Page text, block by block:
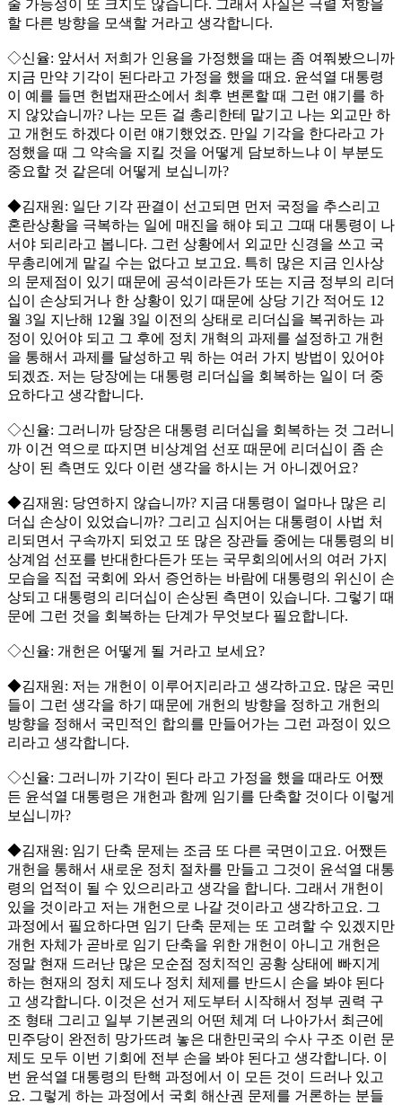
줄 가능성이 또 크지도 않습니다. 그래서 사실은 극렬 저항을
할 다른 방향을 모색할 거라고 생각합니다.
◇신율: 앞서서 저희가 인용을 가정했을 때는 좀 여쭤봤으니까
지금 만약 기각이 된다라고 가정을 했을 때요. 윤석열 대통령
이 예를 들면 헌법재판소에서 최후 변론할 때 그런 얘기를 하
지 않았습니까? 나는 모든 걸 총리한테 맡기고 나는 외교만 하
고 개헌도 하겠다 이런 얘기했었죠. 만일 기각을 한다라고 가
정했을 때 그 약속을 지킬 것을 어떻게 담보하느냐 이 부분도
중요할 것 같은데 어떻게 보십니까?
◆김재원: 일단 기각 판결이 선고되면 먼저 국정을 추스리고
혼란상황을 극복하는 일에 매진을 해야 되고 그때 대통령이 나
서야 되리라고 봅니다. 그런 상황에서 외교만 신경을 쓰고 국
무총리에게 맡길 수는 없다고 보고요. 특히 많은 지금 인사상
의 문제점이 있기 때문에 공석이라든가 또는 지금 정부의 리더
십이 손상되거나 한 상황이 있기 때문에 상당 기간 적어도 12
월 3일 지난해 12월 3일 이전의 상태로 리더십을 복귀하는 과
정이 있어야 되고 그 후에 정치 개혁의 과제를 설정하고 개헌
을 통해서 과제를 달성하고 뭐 하는 여러 가지 방법이 있어야
되겠죠. 저는 당장에는 대통령 리더십을 회복하는 일이 더 중
요하다고 생각합니다.
◇신율: 그러니까 당장은 대통령 리더십을 회복하는 것 그러니
까 이건 역으로 따지면 비상계엄 선포 때문에 리더십이 좀 손
상이 된 측면도 있다 이런 생각을 하시는 거 아니겠어요?
◆김재원: 당연하지 않습니까? 지금 대통령이 얼마나 많은 리
더십 손상이 있었습니까? 그리고 심지어는 대통령이 사법 처
리되면서 구속까지 되었고 또 많은 장관들 중에는 대통령의 비
상계엄 선포를 반대한다든가 또는 국무회의에서의 여러 가지
모습을 직접 국회에 와서 증언하는 바람에 대통령의 위신이 손
상되고 대통령의 리더십이 손상된 측면이 있습니다. 그렇기 때
문에 그런 것을 회복하는 단계가 무엇보다 필요합니다.
◇신율: 개헌은 어떻게 될 거라고 보세요?
◆김재원: 저는 개헌이 이루어지리라고 생각하고요. 많은 국민
들이 그런 생각을 하기 때문에 개헌의 방향을 정하고 개헌의
방향을 정해서 국민적인 합의를 만들어가는 그런 과정이 있으
리라고 생각합니다.
◇신율: 그러니까 기각이 된다 라고 가정을 했을 때라도 어쨌
든 윤석열 대통령은 개헌과 함께 임기를 단축할 것이다 이렇게
보십니까?
◆김재원: 임기 단축 문제는 조금 또 다른 국면이고요. 어쨌든
개헌을 통해서 새로운 정치 절차를 만들고 그것이 윤석열 대통
령의 업적이 될 수 있으리라고 생각을 합니다. 그래서 개헌이
있을 것이라고 저는 개헌으로 나갈 것이라고 생각하고요. 그
과정에서 필요하다면 임기 단축 문제는 또 고려할 수 있겠지만
개헌 자체가 곧바로 임기 단축을 위한 개헌이 아니고 개헌은
정말 현재 드러난 많은 모순점 정치적인 공황 상태에 빠지게
하는 현재의 정치 제도나 정치 체제를 반드시 손을 봐야 된다
고 생각합니다. 이것은 선거 제도부터 시작해서 정부 권력 구
조 형태 그리고 일부 기본권의 어떤 체계 더 나아가서 최근에
민주당이 완전히 망가뜨려 놓은 대한민국의 수사 구조 이런 문
제도 모두 이번 기회에 전부 손을 봐야 된다고 생각합니다. 이
번 윤석열 대통령의 탄핵 과정에서 이 모든 것이 드러나 있고
요. 그렇게 하는 과정에서 국회 해산권 문제를 거론하는 분들